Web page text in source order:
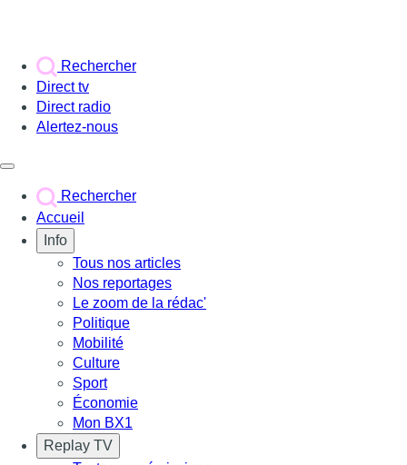
Rechercher
Direct tv
Direct radio
Alertez-nous
Rechercher
Accueil
Info
Tous nos articles
Nos reportages
Le zoom de la rédac'
Politique
Mobilité
Culture
Sport
Économie
Mon BX1
Replay TV